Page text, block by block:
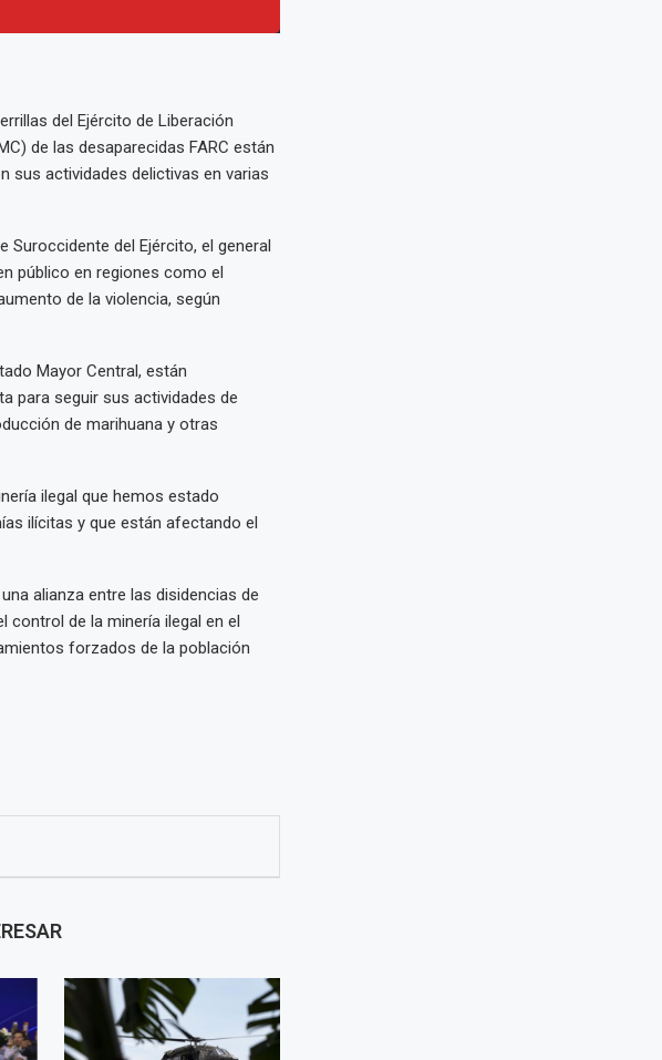
del Ejército de Liberación
de las desaparecidas FARC están
sus actividades delictivas en varias
Suroccidente del Ejército, el general
público en regiones como el
de la violencia, según
Mayor Central, están
para seguir sus actividades de
de marihuana y otras
ilegal que hemos estado
ilícitas y que están afectando el
alianza entre las disidencias de
control de la minería ilegal en el
forzados de la población